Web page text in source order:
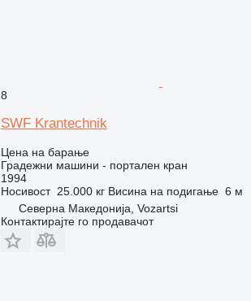
8
SWF Krantechnik
Цена на барање
Градежни машини - портален кран
1994
Носивост 25.000 кг Висина на подигање 6 м
Северна Македонија, Vozartsi
Контактирајте го продавачот